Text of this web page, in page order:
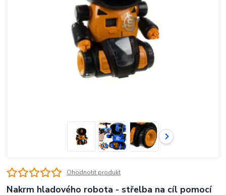
Ohodnotit produkt
Nakrm hladového robota - střelba na cíl pomocí